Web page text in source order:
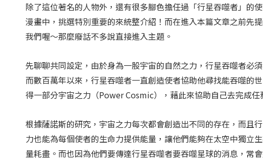
除了這位著名的人物外，還有很多腳色擔任過「行星吞噬者」的
漫畫中，挑選特別重要的來統整介紹！而在進入本篇文章之前先
我們喔～那麼廢話不多說直接進入主題。
先聊聊共同設定，由於身為一股宇宙的自然之力，行星吞噬者必
而數百萬年以來，行星吞噬者一直創造使者協助他尋找能吞噬的
得一部分宇宙之力（Power Cosmic），藉此來協助自己去完成任
根據薩諾斯的研究，宇宙之力每次都會創造出不同的存在，而且
力也能為每個使者的生命力提供能量，讓他們能夠在太空中獨立
量耗盡。而也因為他們要傳達行星吞噬者要吞噬星球的消息，常